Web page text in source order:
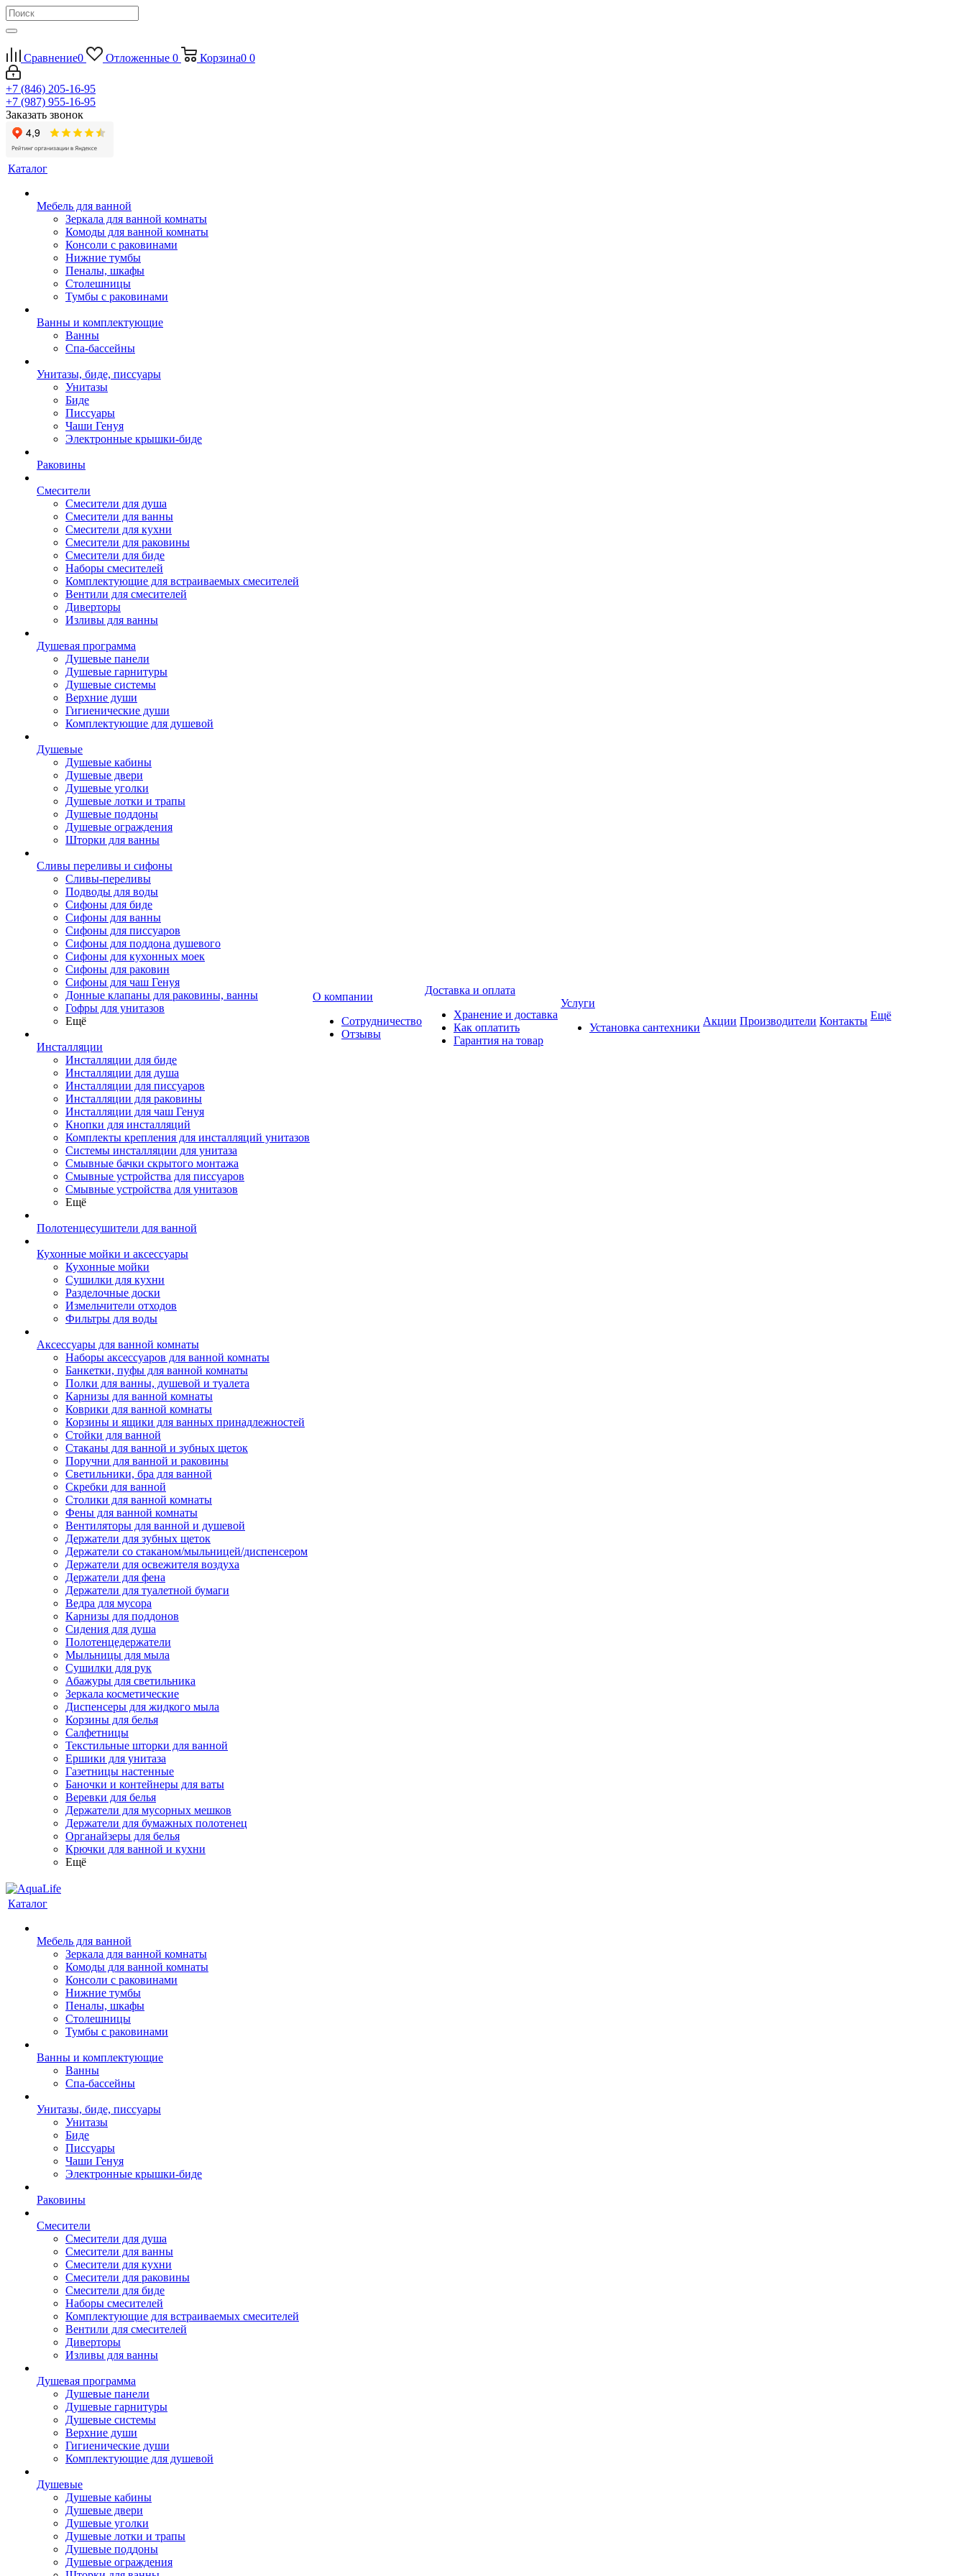
Сравнение0 Отложенные 0 Корзина0 0
+7 (846) 205-16-95
+7 (987) 955-16-95
Заказать звонок
Каталог
Мебель для ванной
Зеркала для ванной комнаты
Комоды для ванной комнаты
Консоли с раковинами
Нижние тумбы
Пеналы, шкафы
Столешницы
Тумбы с раковинами
Ванны и комплектующие
Ванны
Спа-бассейны
Унитазы, биде, писсуары
Унитазы
Биде
Писсуары
Чаши Генуя
Электронные крышки-биде
Раковины
Смесители
Смесители для душа
Смесители для ванны
Смесители для кухни
Смесители для раковины
Смесители для биде
Наборы смесителей
Комплектующие для встраиваемых смесителей
Вентили для смесителей
Диверторы
Изливы для ванны
Душевая программа
Душевые панели
Душевые гарнитуры
Душевые системы
Верхние души
Гигиенические души
Комплектующие для душевой
Душевые
Душевые кабины
Душевые двери
Душевые уголки
Душевые лотки и трапы
Душевые поддоны
Душевые ограждения
Шторки для ванны
Сливы переливы и сифоны
Сливы-переливы
Подводы для воды
Сифоны для биде
Сифоны для ванны
Сифоны для писсуаров
Сифоны для поддона душевого
Сифоны для кухонных моек
Сифоны для раковин
Сифоны для чаш Генуя
Донные клапаны для раковины, ванны
Гофры для унитазов
Ещё
Инсталляции
Инсталляции для биде
Инсталляции для душа
Инсталляции для писсуаров
Инсталляции для раковины
Инсталляции для чаш Генуя
Кнопки для инсталляций
Комплекты крепления для инсталляций унитазов
Системы инсталляции для унитаза
Смывные бачки скрытого монтажа
Смывные устройства для писсуаров
Смывные устройства для унитазов
Ещё
Полотенцесушители для ванной
Кухонные мойки и аксессуары
Кухонные мойки
Сушилки для кухни
Разделочные доски
Измельчители отходов
Фильтры для воды
Аксессуары для ванной комнаты
Наборы аксессуаров для ванной комнаты
Банкетки, пуфы для ванной комнаты
Полки для ванны, душевой и туалета
Карнизы для ванной комнаты
Коврики для ванной комнаты
Корзины и ящики для ванных принадлежностей
Стойки для ванной
Стаканы для ванной и зубных щеток
Поручни для ванной и раковины
Светильники, бра для ванной
Скребки для ванной
Столики для ванной комнаты
Фены для ванной комнаты
Вентиляторы для ванной и душевой
Держатели для зубных щеток
Держатели со стаканом/мыльницей/диспенсером
Держатели для освежителя воздуха
Держатели для фена
Держатели для туалетной бумаги
Ведра для мусора
Карнизы для поддонов
Сидения для душа
Полотенцедержатели
Мыльницы для мыла
Сушилки для рук
Абажуры для светильника
Зеркала косметические
Диспенсеры для жидкого мыла
Корзины для белья
Салфетницы
Текстильные шторки для ванной
Ершики для унитаза
Газетницы настенные
Баночки и контейнеры для ваты
Веревки для белья
Держатели для мусорных мешков
Держатели для бумажных полотенец
Органайзеры для белья
Крючки для ванной и кухни
Ещё
О компании
Сотрудничество
Отзывы
Доставка и оплата
Хранение и доставка
Как оплатить
Гарантия на товар
Услуги
Установка сантехники
Акции Производители Контакты Ещё
Каталог
Мебель для ванной
Зеркала для ванной комнаты
Комоды для ванной комнаты
Консоли с раковинами
Нижние тумбы
Пеналы, шкафы
Столешницы
Тумбы с раковинами
Ванны и комплектующие
Ванны
Спа-бассейны
Унитазы, биде, писсуары
Унитазы
Биде
Писсуары
Чаши Генуя
Электронные крышки-биде
Раковины
Смесители
Смесители для душа
Смесители для ванны
Смесители для кухни
Смесители для раковины
Смесители для биде
Наборы смесителей
Комплектующие для встраиваемых смесителей
Вентили для смесителей
Диверторы
Изливы для ванны
Душевая программа
Душевые панели
Душевые гарнитуры
Душевые системы
Верхние души
Гигиенические души
Комплектующие для душевой
Душевые
Душевые кабины
Душевые двери
Душевые уголки
Душевые лотки и трапы
Душевые поддоны
Душевые ограждения